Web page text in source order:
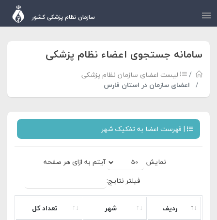
سازمان نظام پزشکی کشور
سامانه جستجوی اعضاء نظام پزشکی
لیست اعضای سازمان نظام پزشکی
اعضای سازمان در استان فارس
| فهرست اعضا به تفکیک شهر
نمایش
آیتم به ازای هر صفحه
فیلتر نتایج:
ردیف شهر
تعداد کل